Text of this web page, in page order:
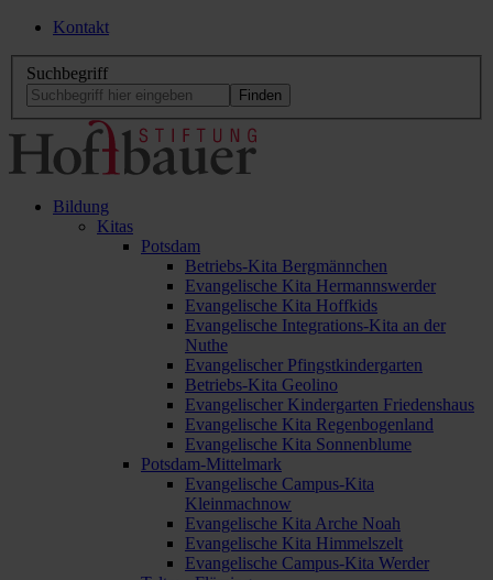
Kontakt
Suchbegriff
Bildung
Kitas
Potsdam
Betriebs-Kita Bergmännchen
Evangelische Kita Hermannswerder
Evangelische Kita Hoffkids
Evangelische Integrations-Kita an der
Nuthe
Evangelischer Pfingstkindergarten
Betriebs-Kita Geolino
Evangelischer Kindergarten Friedenshaus
Evangelische Kita Regenbogenland
Evangelische Kita Sonnenblume
Potsdam-Mittelmark
Evangelische Campus-Kita
Kleinmachnow
Evangelische Kita Arche Noah
Evangelische Kita Himmelszelt
Evangelische Campus-Kita Werder